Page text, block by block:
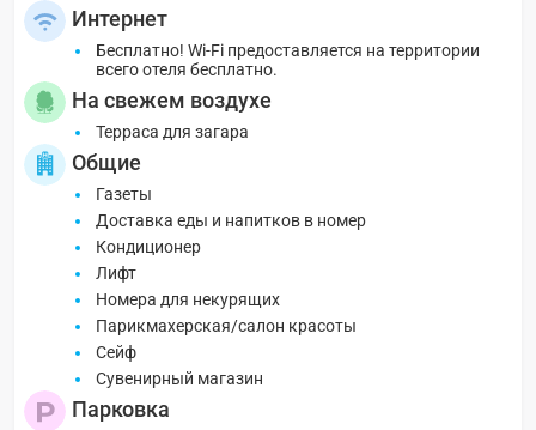
Интернет
Бесплатно! Wi-Fi предоставляется на территории
всего отеля бесплатно.
На свежем воздухе
Терраса для загара
Общие
Газеты
Доставка еды и напитков в номер
Кондиционер
Лифт
Номера для некурящих
Парикмахерская/салон красоты
Сейф
Сувенирный магазин
Парковка